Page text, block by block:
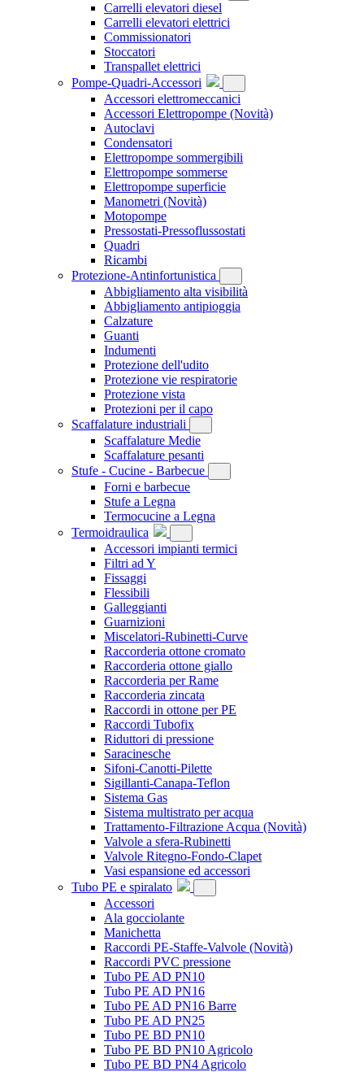
Carrelli elevatori diesel
Carrelli elevatori elettrici
Commissionatori
Stoccatori
Transpallet elettrici
Pompe-Quadri-Accessori
Accessori elettromeccanici
Accessori Elettropompe (Novità)
Autoclavi
Condensatori
Elettropompe sommergibili
Elettropompe sommerse
Elettropompe superficie
Manometri (Novità)
Motopompe
Pressostati-Pressoflussostati
Quadri
Ricambi
Protezione-Antinfortunistica
Abbigliamento alta visibilità
Abbigliamento antipioggia
Calzature
Guanti
Indumenti
Protezione dell'udito
Protezione vie respiratorie
Protezione vista
Protezioni per il capo
Scaffalature industriali
Scaffalature Medie
Scaffalature pesanti
Stufe - Cucine - Barbecue
Forni e barbecue
Stufe a Legna
Termocucine a Legna
Termoidraulica
Accessori impianti termici
Filtri ad Y
Fissaggi
Flessibili
Galleggianti
Guarnizioni
Miscelatori-Rubinetti-Curve
Raccorderia ottone cromato
Raccorderia ottone giallo
Raccorderia per Rame
Raccorderia zincata
Raccordi in ottone per PE
Raccordi Tubofix
Riduttori di pressione
Saracinesche
Sifoni-Canotti-Pilette
Sigillanti-Canapa-Teflon
Sistema Gas
Sistema multistrato per acqua
Trattamento-Filtrazione Acqua (Novità)
Valvole a sfera-Rubinetti
Valvole Ritegno-Fondo-Clapet
Vasi espansione ed accessori
Tubo PE e spiralato
Accessori
Ala gocciolante
Manichetta
Raccordi PE-Staffe-Valvole (Novità)
Raccordi PVC pressione
Tubo PE AD PN10
Tubo PE AD PN16
Tubo PE AD PN16 Barre
Tubo PE AD PN25
Tubo PE BD PN10
Tubo PE BD PN10 Agricolo
Tubo PE BD PN4 Agricolo